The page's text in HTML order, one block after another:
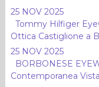
25 NOV 2025
Tommy Hilfiger
Ottica Castiglione a
25 NOV 2025
BORBONESE
Contemporanea